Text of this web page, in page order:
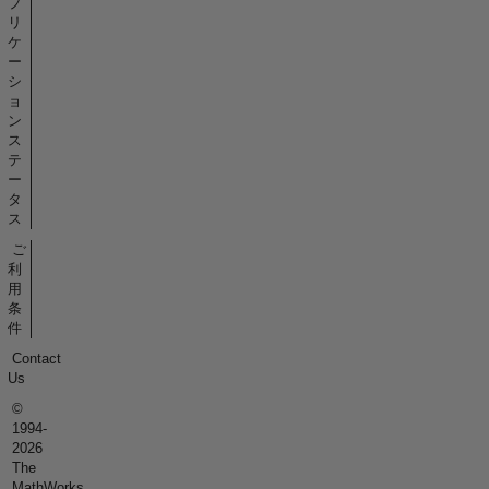
リ
ケ
ー
シ
ョ
ン
ス
テ
ー
タ
ス
ご
利
用
条
件
Contact
Us
©
1994-
2026
The